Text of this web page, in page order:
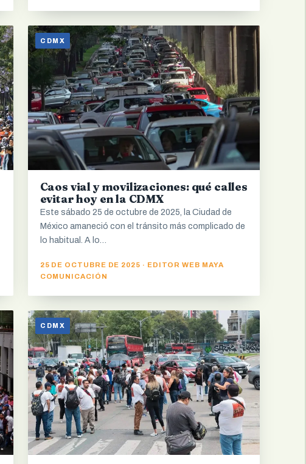
CDMX
Caos vial y movilizaciones: qué calles
evitar hoy en la CDMX
Este sábado 25 de octubre de 2025, la Ciudad de
México amaneció con el tránsito más complicado de
lo habitual. A lo…
25 DE OCTUBRE DE 2025 · EDITOR WEB MAYA
COMUNICACIÓN
CDMX